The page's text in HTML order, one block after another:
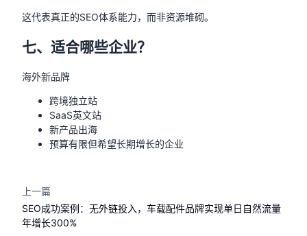
这代表真正的SEO体系能力，而非资源堆砌。
七、适合哪些企业？
海外新品牌
跨境独立站
SaaS英文站
新产品出海
预算有限但希望长期增长的企业
上一篇
SEO成功案例：无外链投入，车载配件品牌实现单日自然流量
年增长300%